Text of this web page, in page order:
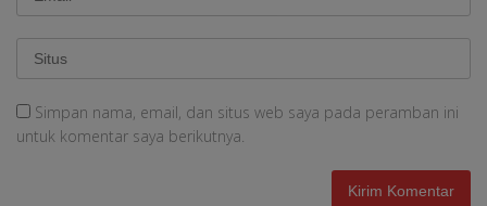
Simpan nama, email, dan situs web saya pada peramban ini
untuk komentar saya berikutnya.